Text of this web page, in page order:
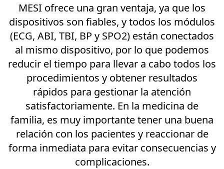
MESI ofrece una gran ventaja, ya que los
dispositivos son fiables, y todos los módulos
(ECG, ABI, TBI, BP y SPO2) están conectados
al mismo dispositivo, por lo que podemos
reducir el tiempo para llevar a cabo todos los
procedimientos y obtener resultados
rápidos para gestionar la atención
satisfactoriamente. En la medicina de
familia, es muy importante tener una buena
relación con los pacientes y reaccionar de
forma inmediata para evitar consecuencias y
complicaciones.